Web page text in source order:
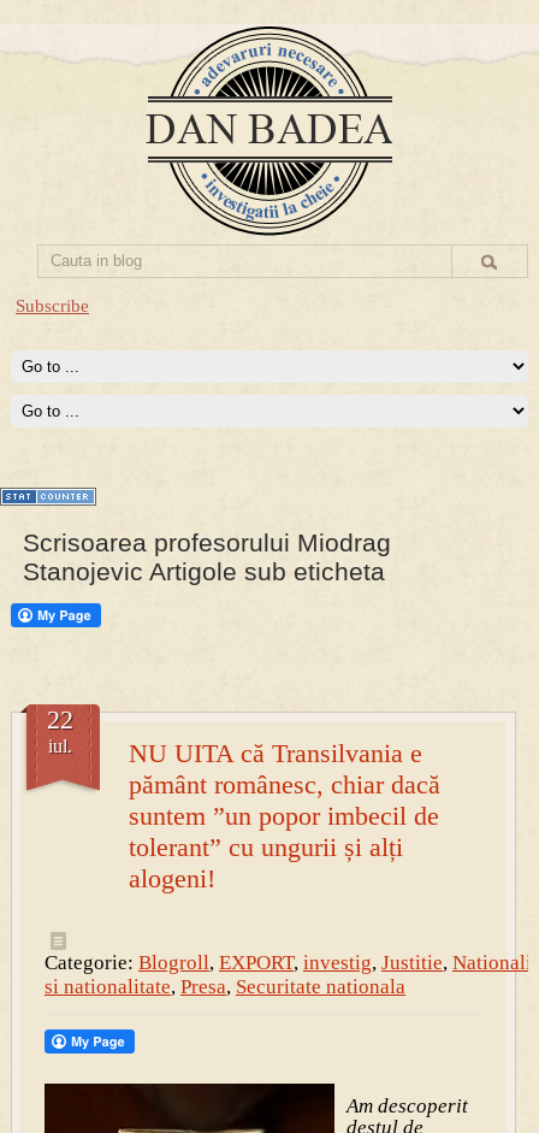
Subscribe
PRESA
Permise pentru vânătoarea de porci în costume, cu gulere albe
Prima mea carte publicata (Nemira)
Averea Presedintelui: prima lucrare despre controversatele
conturi secrete ale Securitatii.
Scrisoarea profesorului Miodrag
Stanojevic Artigole sub eticheta
NU UITA că Transilvania e
pământ românesc, chiar dacă
suntem ”un popor imbecil de
tolerant” cu ungurii și alți
alogeni!
22
iul.
Categorie: Blogroll, EXPORT, investig, Justitie,
si nationalitate, Presa, Securitate nationala
Am descoperit
destul de